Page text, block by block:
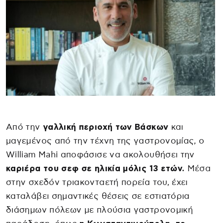
Από την γαλλική περιοχή των Βάσκων και
μαγεμένος από την τέχνη της γαστρονομίας, ο
William Mahi αποφάσισε να ακολουθήσει την
καριέρα του σεφ σε ηλικία μόλις 13 ετών. Μέσα
στην σχεδόν τριακονταετή πορεία του, έχει
καταλάβει σημαντικές θέσεις σε εστιατόρια
διάσημων πόλεων με πλούσια γαστρονομική